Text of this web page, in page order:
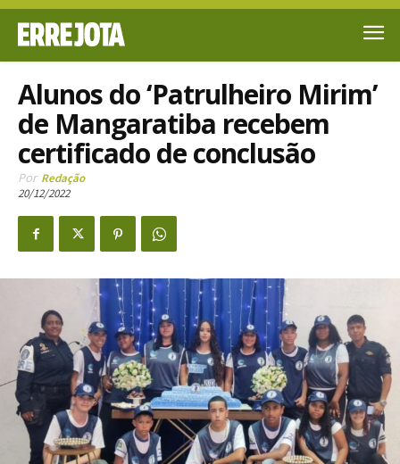
Alunos do ‘Patrulheiro Mirim’
de Mangaratiba recebem
certificado de conclusão
Por Redação
20/12/2022